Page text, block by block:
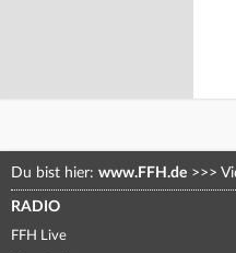
Du bist hier: www.FFH.de >>>
RADIO
FFH Live